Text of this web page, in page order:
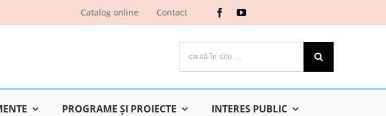
Catalog online Contact
PROGRAME ŞI PROIECTE INTERES PUBLIC